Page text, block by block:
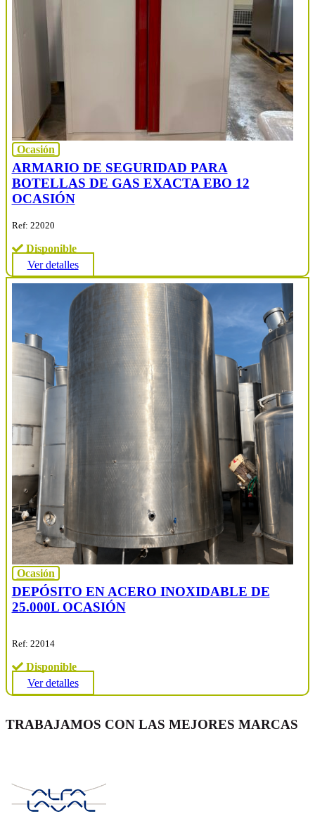
Ocasión
ARMARIO DE SEGURIDAD PARA
BOTELLAS DE GAS EXACTA EBO 12
OCASIÓN
Ref: 22020
Disponible
Ver detalles
Ocasión
DEPÓSITO EN ACERO INOXIDABLE DE
25.000L OCASIÓN
Ref: 22014
Disponible
Ver detalles
TRABAJAMOS CON LAS MEJORES MARCAS